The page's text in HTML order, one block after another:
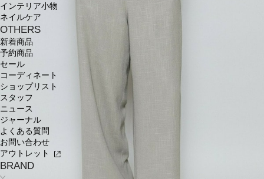
インテリア小物
ネイルケア
OTHERS
新着商品
予約商品
セール
コーディネート
ショップリスト
スタッフ
ニュース
ジャーナル
よくある質問
お問い合わせ
アウトレット
BRAND